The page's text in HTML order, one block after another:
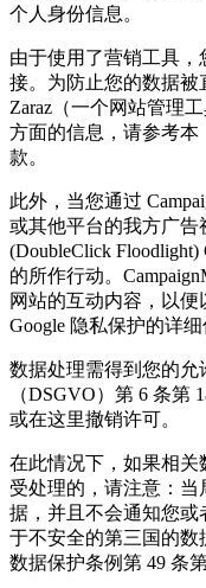
个人身份信息。
由于使用了营销工具
接。为防止您的数据被
Zaraz（一个网站管理
方面的信息，请参考本
款。
此外，当您通过
或其他平台的我方广告
(DoubleClick
的所作行动。
网站的互动内容，以
Google 隐私保护的详
数据处理需得到您的允
（DSGVO）第 6 条第
或在这里撤销许可。
在此情况下，如果相
受处理的，请注意：
据，并且不会通知您
于不安全的第三国的数
数据保护条例第 49 条